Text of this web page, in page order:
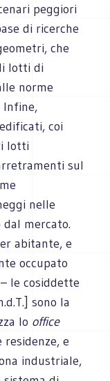
peggiori
di ricerche
che
lotti di
norme
Infine,
coi
lotti
sul
nelle
mercato.
abitante, e
occupato
le cosiddette
sono la
lo office
e
industriale,